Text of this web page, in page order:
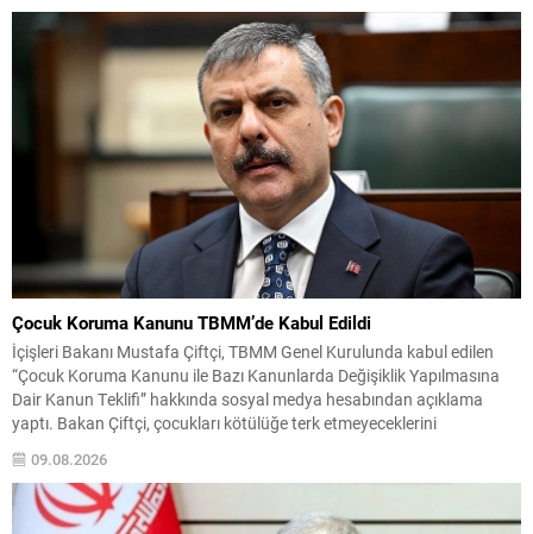
Çocuk Koruma Kanunu TBMM’de Kabul Edildi
İçişleri Bakanı Mustafa Çiftçi, TBMM Genel Kurulunda kabul edilen
“Çocuk Koruma Kanunu ile Bazı Kanunlarda Değişiklik Yapılmasına
Dair Kanun Teklifi” hakkında sosyal medya hesabından açıklama
yaptı. Bakan Çiftçi, çocukları kötülüğe terk etmeyeceklerini
yapılan yatırım olduğunu belirtti. Çiftçi, devletin bu düzenlemeyle
sadece ceza vermekle kalmayacağını;...
09.08.2026